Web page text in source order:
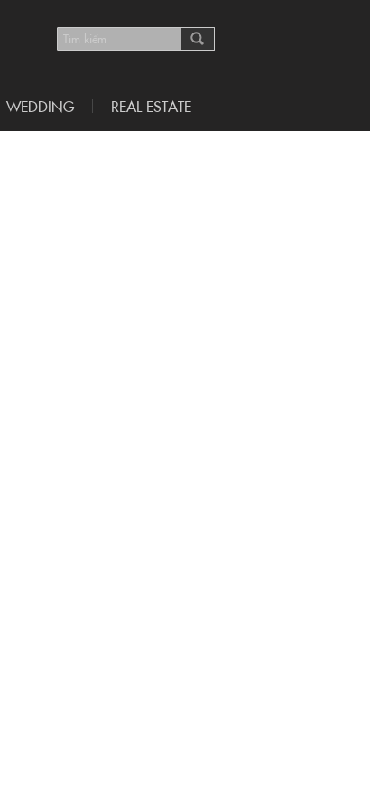
WEDDING REAL ESTATE